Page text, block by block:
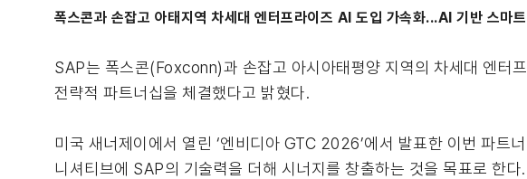
폭스콘과 손잡고 아태지역 차세대 엔터프라이즈 AI 도입 가속화...AI 기반 스마
SAP는 폭스콘(Foxconn)과 손잡고 아시아태평양 지역의 차세대 엔터
전략적 파트너십을 체결했다고 밝혔다.
미국 새너제이에서 열린 ‘엔비디아 GTC 2026’에서 발표한 이번 파트
니셔티브에 SAP의 기술력을 더해 시너지를 창출하는 것을 목표로 한다.